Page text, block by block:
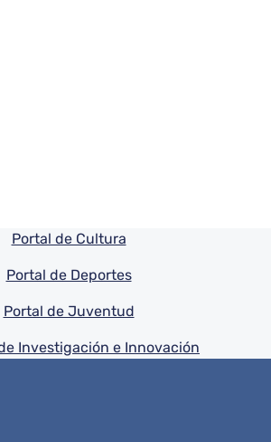
información
Portal de Cultura
Portal de Deportes
Portal de Juventud
Investigación e Innovación